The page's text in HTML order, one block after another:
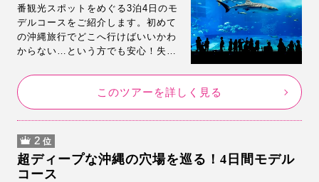
番観光スポットをめぐる3泊4日のモ
デルコースをご紹介します。初めて
の沖縄旅行でどこへ行けばいいかわ
からない…という方でも安心！失敗
デルコースに最適な3泊4日フリープ
ランも掲載しているので気に入った
らそのまま即予約！
このツアーを詳しく見る
2 位
超ディープな沖縄の穴場を巡る！4日間モデル
コース